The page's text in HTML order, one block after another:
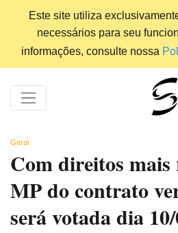
Este site utiliza
necessários para seu
informações, consulte nossa
Geral
Com direitos mais
MP do contrato
será votada dia